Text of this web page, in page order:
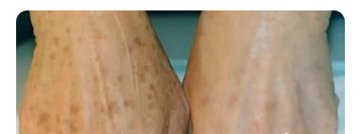
Por:Yuli Metaute Londoño
Junio 19, 2025
COMPARTIR